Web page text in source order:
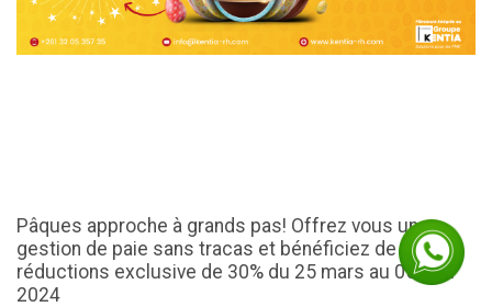
Pâques approche à grands pas! Offrez vous une
gestion de paie sans tracas et bénéficiez de
réductions exclusive de 30% du 25 mars au 05 avril
2024